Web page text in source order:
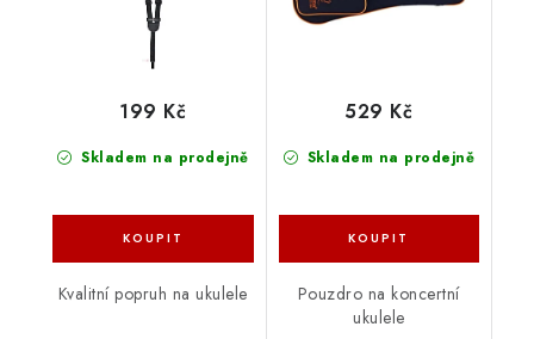
Skladem na prodejně
199 Kč
Kvalitní popruh na ukulele
Skladem na prodejně
529 Kč
Pouzdro na koncertní
ukulele